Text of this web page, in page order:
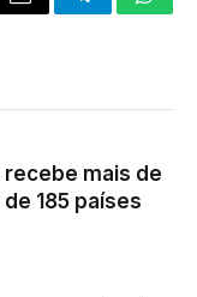
Email Telegram
mais de
185 países